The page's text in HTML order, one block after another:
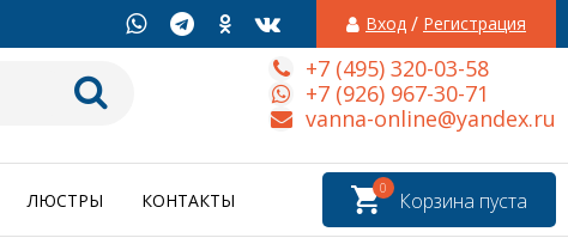
Вход / Регистрация
+7 (495) 320-03-58
+7 (926) 967-30-71
vanna-online@yandex.ru
Корзина пуста
0
ЛЮСТРЫ КОНТАКТЫ